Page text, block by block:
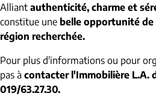
Alliant authenticité, charme et
constitue une belle opportunité
région recherchée.
Pour plus d'informations ou pour
pas à contacter l'Immobilière L.A.
019/63.27.30.